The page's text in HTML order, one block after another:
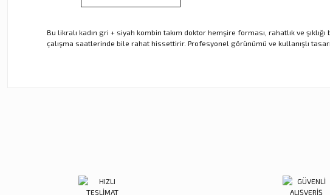
Bu likralı kadın gri + siyah kombin takım doktor hemşire forması, rahatlık ve
çalışma saatlerinde bile rahat hissettirir. Profesyonel görünümü ve kullanışlı
Bu ürüne benzer farklı alternatifler olmalı.